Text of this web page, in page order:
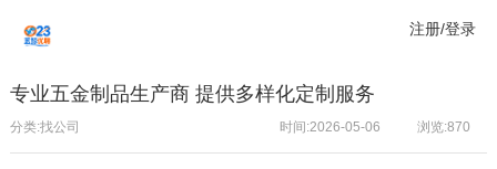
注册/登录
专业五金制品生产商 提供多样化定制服务
分类:找公司 浏览:870
时间:2026-05-06